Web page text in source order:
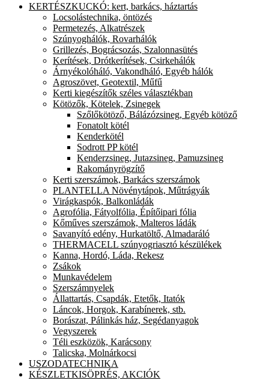
KERTÉSZKUCKÓ: kert, barkács, háztartás
Locsolástechnika, öntözés
Permetezés, Alkatrészek
Szúnyoghálók, Rovarhálók
Grillezés, Bográcsozás, Szalonnasütés
Kerítések, Drótkerítések, Csirkehálók
Árnyékolóháló, Vakondháló, Egyéb hálók
Agroszövet, Geotextil, Műfű
Kerti kiegészítők széles választékban
Kötözők, Kötelek, Zsinegek
Szőlőkötöző, Bálázózsineg, Egyéb kötöző
Fonatolt kötél
Kenderkötél
Sodrott PP kötél
Kenderzsineg, Jutazsineg, Pamuzsineg
Rakományrögzítő
Kerti szerszámok, Barkács szerszámok
PLANTELLA Növénytápok, Műtrágyák
Virágkaspók, Balkonládák
Agrofólia, Fátyolfólia, Építőipari fólia
Kőműves szerszámok, Malteros ládák
Savanyító edény, Hurkatöltő, Almadaráló
THERMACELL szúnyogriasztó készülékek
Kanna, Hordó, Láda, Rekesz
Zsákok
Munkavédelem
Szerszámnyelek
Állattartás, Csapdák, Etetők, Itatók
Láncok, Horgok, Karabínerek, stb.
Borászat, Pálinkás ház, Segédanyagok
Vegyszerek
Téli eszközök, Karácsony
Talicska, Molnárkocsi
USZODATECHNIKA
KÉSZLETKISÖPRÉS, AKCIÓK